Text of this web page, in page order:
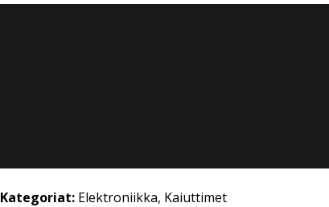
Kategoriat: Elektroniikka, Kaiuttimet